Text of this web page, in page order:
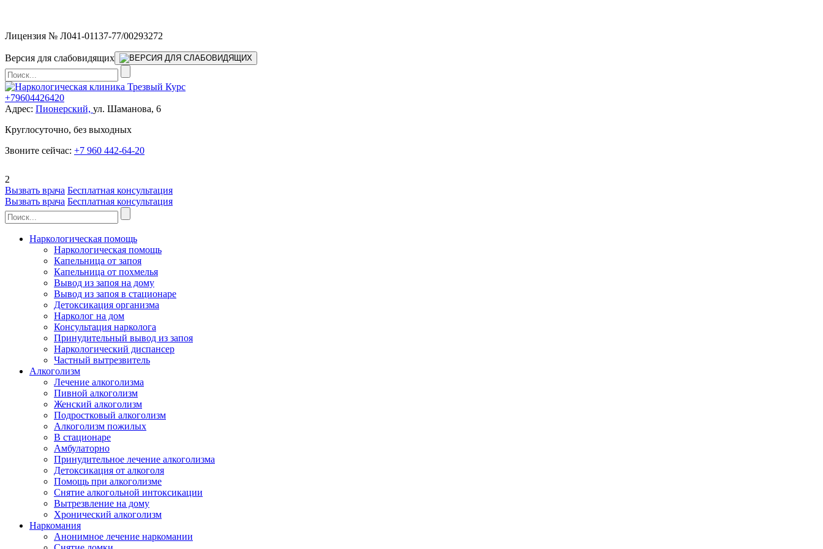
Лицензия № Л041-01137-77/00293272
Версия для слабовидящих
+79604426420
Адрес: Пионерский, ул. Шаманова, 6
Круглосуточно, без выходных
Звоните сейчас: +7 960 442-64-20
2
Вызвать врача Бесплатная консультация
Вызвать врача Бесплатная консультация
Наркологическая помощь
Наркологическая помощь
Капельница от запоя
Капельница от похмелья
Вывод из запоя на дому
Вывод из запоя в стационаре
Детоксикация организма
Нарколог на дом
Консультация нарколога
Принудительный вывод из запоя
Наркологический диспансер
Частный вытрезвитель
Алкоголизм
Лечение алкоголизма
Пивной алкоголизм
Женский алкоголизм
Подростковый алкоголизм
Алкоголизм пожилых
В стационаре
Амбулаторно
Принудительное лечение алкоголизма
Детоксикация от алкоголя
Помощь при алкоголизме
Снятие алкогольной интоксикации
Вытрезвление на дому
Хронический алкоголизм
Наркомания
Анонимное лечение наркомании